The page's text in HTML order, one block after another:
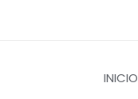
INICIO